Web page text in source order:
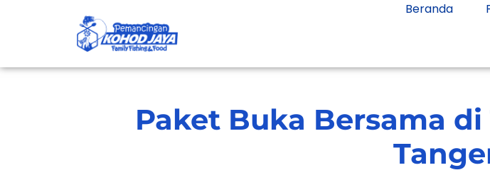
Beranda
Paket Buka Bersama